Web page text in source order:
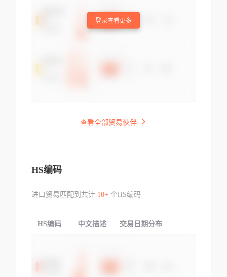
登录查看更多
查看全部贸易伙伴
HS编码
进口贸易匹配到共计 10+个HS编码
HS编码 中文描述 交易日期分布